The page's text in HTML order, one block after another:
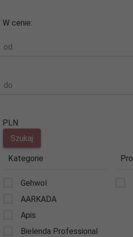
W cenie:
od
do
PLN
Kategorie
Gehwol
AARKADA
Apis
Bielenda Professional